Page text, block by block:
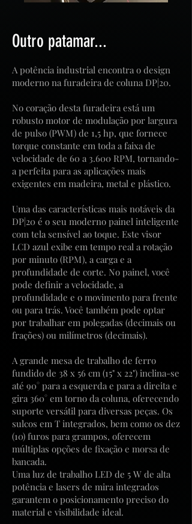
Outro patamar...
A potência industrial encontra o design
moderno na furadeira de coluna DP|20.
No coração desta furadeira está um
robusto motor de modulação por largura
de pulso (PWM) de 1,5 hp, que fornece
torque constante em toda a faixa de
velocidade de 60 a 3.600 RPM, tornando-
a perfeita para as aplicações mais
exigentes em madeira, metal e plástico.
Uma das características mais notáveis ​​da
DP|20 é o seu moderno painel inteligente
com tela sensível ao toque. Este visor
LCD azul exibe em tempo real a rotação
por minuto (RPM), a carga e a
profundidade de corte. No painel, você
pode definir a velocidade, a
profundidade e o movimento para frente
ou para trás. Você também pode optar
por trabalhar em polegadas (decimais ou
frações) ou milímetros (decimais).
A grande mesa de trabalho de ferro
fundido de 38 x 56 cm (15" x 22") inclina-se
até 90° para a esquerda e para a direita e
gira 360° em torno da coluna, oferecendo
suporte versátil para diversas peças. Os
sulcos em T integrados, bem como os dez
(10) furos para grampos, oferecem
múltiplas opções de fixação e morsa de
bancada.
Uma luz de trabalho LED de 5 W de alta
potência e lasers de mira integrados
garantem o posicionamento preciso do
material e visibilidade ideal.